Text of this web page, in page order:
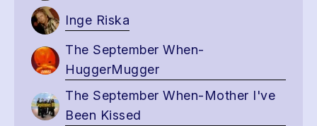
Inge Riska
The September When-
HuggerMugger
The September When-Mother I've
Been Kissed